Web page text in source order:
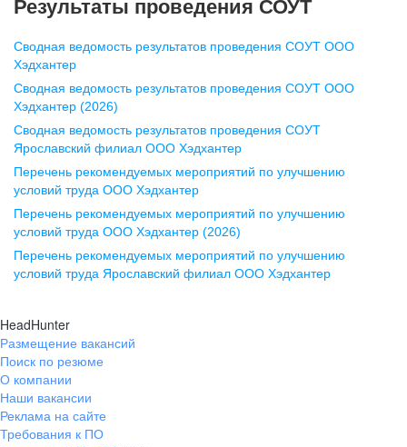
pr@nn.hh.ru
Воронеж
ул. Комиссаржевской, д. 10,
офис 1212
+7 473 280-05-05
pr@vrn.hh.ru
ул. Спартаковская, д. 2А, этаж 3,
помещение 15
+7 843 212-12-50
Екатеринбург
ул. Боевых Дружин, стр. 20,
+7 343 226-79-99
pr@ural.hh.ru
Результаты проведения СОУТ
Сводная ведомость результатов проведения СОУТ ООО
Хэдхантер
Сводная ведомость результатов проведения СОУТ ООО
Хэдхантер (2026)
Сводная ведомость результатов проведения СОУТ
Ярославский филиал ООО Хэдхантер
Перечень рекомендуемых мероприятий по улучшению
условий труда ООО Хэдхантер
Перечень рекомендуемых мероприятий по улучшению
условий труда ООО Хэдхантер (2026)
Перечень рекомендуемых мероприятий по улучшению
условий труда Ярославский филиал ООО Хэдхантер
HeadHunter
Размещение вакансий
Поиск по резюме
О компании
Наши вакансии
Реклама на сайте
Требования к ПО